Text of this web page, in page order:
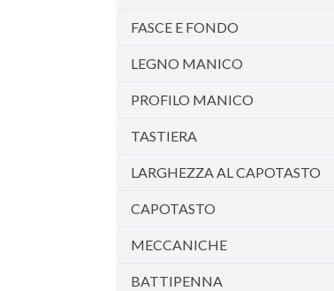
FASCE E FONDO
LEGNO MANICO
PROFILO MANICO
TASTIERA
LARGHEZZA AL CAPOTASTO
CAPOTASTO
MECCANICHE
BATTIPENNA